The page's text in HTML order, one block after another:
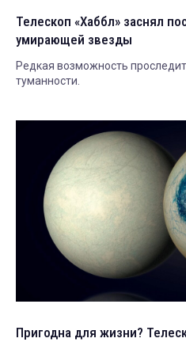
Телескоп «Хаббл» заснял
умирающей звезды
Редкая возможность
туманности.
Пригодна для жизни?